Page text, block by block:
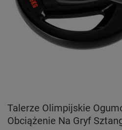
Talerze Olimpijskie
Obciążenie Na Gryf